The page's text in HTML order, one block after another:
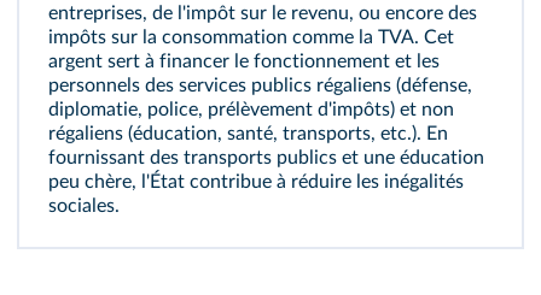
entreprises, de l'impôt sur le revenu, ou encore des
impôts sur la consommation comme la TVA. Cet
argent sert à financer le fonctionnement et les
personnels des services publics régaliens (défense,
diplomatie, police, prélèvement d'impôts) et non
régaliens (éducation, santé, transports, etc.). En
fournissant des transports publics et une éducation
peu chère, l'État contribue à réduire les inégalités
sociales.